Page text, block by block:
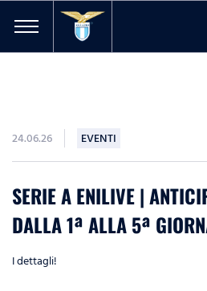
24.06.26 EVENTI
SERIE A ENILIVE |
DALLA 1ª ALLA 5ª
I dettagli!